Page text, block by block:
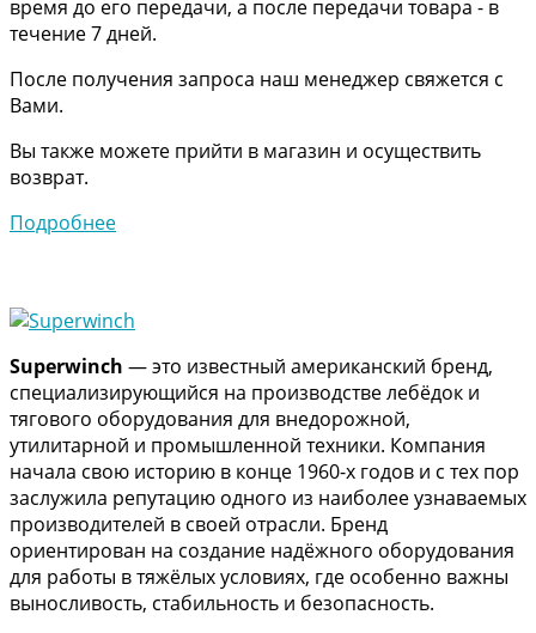
время до его передачи, а после передачи товара - в
течение 7 дней.
После получения запроса наш менеджер свяжется с
Вами.
Вы также можете прийти в магазин и осуществить
возврат.
Подробнее
Superwinch — это известный американский бренд,
специализирующийся на производстве лебёдок и
тягового оборудования для внедорожной,
утилитарной и промышленной техники. Компания
начала свою историю в конце 1960-х годов и с тех пор
заслужила репутацию одного из наиболее узнаваемых
производителей в своей отрасли. Бренд
ориентирован на создание надёжного оборудования
для работы в тяжёлых условиях, где особенно важны
выносливость, стабильность и безопасность.